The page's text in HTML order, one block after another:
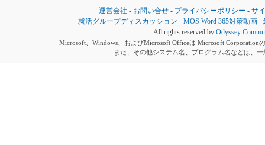
運営会社 - お問い合せ - プライバシーポリシー - サ
就活グループディスカッション -MOS Word 365対策動画 -
All rights reserved by Odyssey
Microsoft、Windows、およびMicrosoft Officeは Microsoft Corporation
また、その他システム名、プログラム名などは、